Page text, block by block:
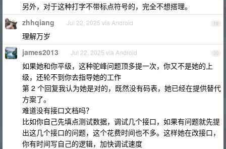
另外，对于这种打字不带标点符号的，完全不想搭理。
19
zhhqiang Jul 22, 2025 via Android
理解万岁
20
james2013 Jul 22, 2025 via Android
如果她和你平级，这种驼峰问题顶多提一次，你又不是她的上
级，还轮不到你去指导她的工作
第 2 个回复我认为她是对的，既然没有码表，她已经在提供替代
方案了。
难道没有接口文档吗？
比如你自己先填点测试数据，调试几个接口，如果有问题就先提
出这几个接口的问题，这个花费时间也不多。这样她在改接口，
你有时间写自己的逻辑，加快调试速度